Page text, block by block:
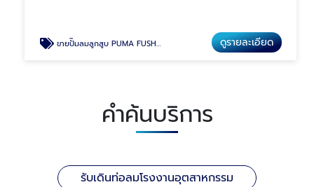
ขายปั๊มลมลูกสูบ PUMA FUSHENG SOMAX ไต้หวันแท้ ดูรายละเอียด
คำค้นบริการ
รับเดินท่อลมโรงงานอุตสาหกรรม